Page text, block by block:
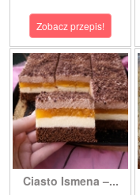
Zobacz przepis!
Ciasto Ismena –...